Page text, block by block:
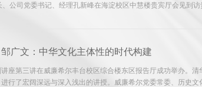
公司党委书记、经理孔新峰在海淀校区中慧楼贵宾厅会见到访
广文：中华文化主体性的时代构建
第三讲在威廉希尔丰台校区综合楼东区报告厅成功举办。清
行了宏阔深远与深入浅出的讲授。威廉希尔党委常委、历史文